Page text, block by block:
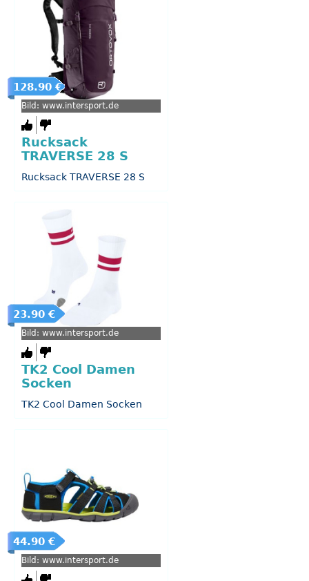
128.90 €
Bild: www.intersport.de
Rucksack
TRAVERSE 28 S
Rucksack TRAVERSE 28 S
23.90 €
Bild: www.intersport.de
TK2 Cool Damen
Socken
TK2 Cool Damen Socken
44.90 €
Bild: www.intersport.de